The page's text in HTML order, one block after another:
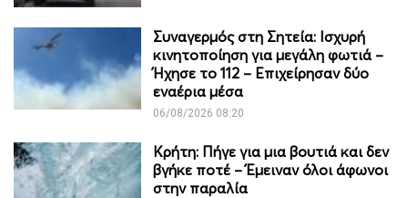
Συναγερμός στη Σητεία: Ισχυρή
κινητοποίηση για μεγάλη φωτιά –
Ήχησε το 112 – Επιχείρησαν δύο
εναέρια μέσα
06/08/2026 08:20
Κρήτη: Πήγε για μια βουτιά και δεν
βγήκε ποτέ – Έμειναν όλοι άφωνοι
στην παραλία